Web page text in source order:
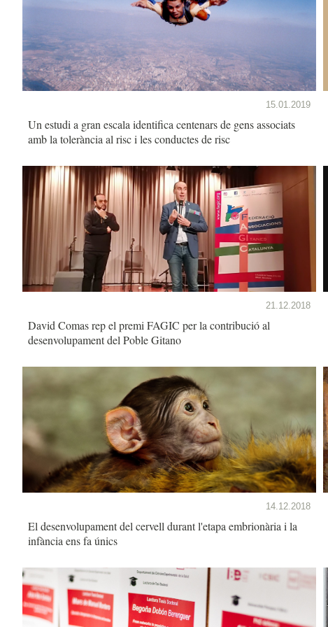
15.01.2019
Un estudi a gran escala identifica centenars de gens associats
amb la tolerància al risc i les conductes de risc
21.12.2018
David Comas rep el premi FAGIC per la contribució al
desenvolupament del Poble Gitano
14.12.2018
El desenvolupament del cervell durant l'etapa embrionària i la
infància ens fa únics